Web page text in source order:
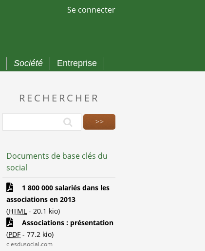
Se connecter
Société
Entreprise
RECHERCHER
Documents de base clés du
social
1 800 000 salariés dans les
associations en 2013
(HTML - 20.1 kio)
Associations : présentation
(PDF -77.2 kio)
clesdusocial.com